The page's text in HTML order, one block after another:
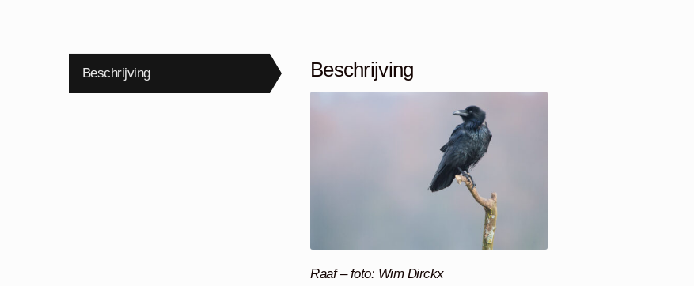
Beschrijving Beschrijving
Raaf – foto: Wim Dirckx